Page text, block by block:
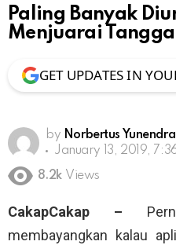
Paling Banyak
Menjuarai
GET UPDATES IN
by Norbertus Yunendra
January 13, 2019,
8.2k Views
CakapCakap –
membayangkan kalau